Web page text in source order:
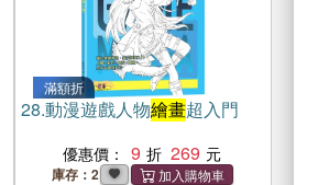
滿額折
28.動漫遊戲人物繪畫超入門
優惠價： 9 269
庫存：2